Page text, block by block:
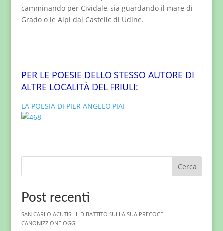
camminando per Cividale, sia guardando il mare di
Grado o le Alpi dal Castello di Udine.
PER LE POESIE DELLO STESSO AUTORE DI
ALTRE LOCALITÀ DEL FRIULI:
LA POESIA DI PIER ANGELO PIAI
Cerca
Post recenti
SAN CARLO ACUTIS: IL DIBATTITO SULLA SUA PRECOCE
CANONIZZIONE OGGI